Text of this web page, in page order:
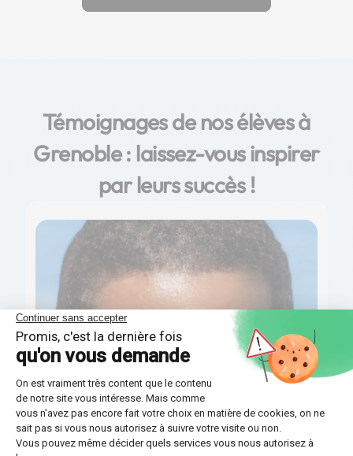
Témoignages de nos élèves à
Grenoble : laissez-vous inspirer
par leurs succès !